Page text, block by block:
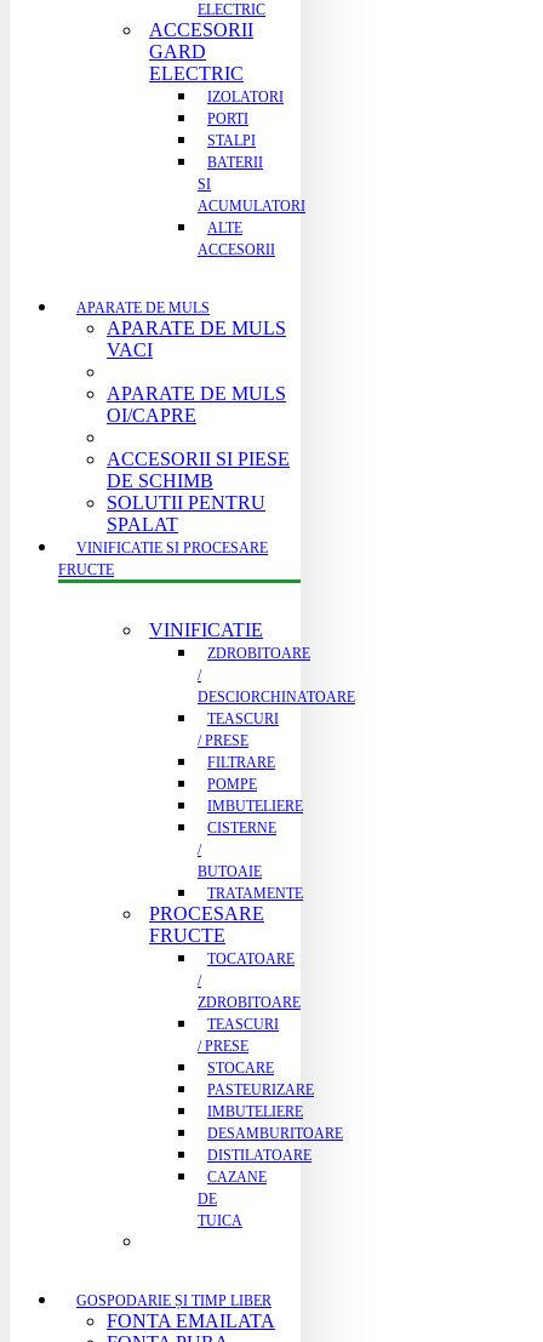
ELECTRIC
ACCESORII
GARD
ELECTRIC
IZOLATORI
PORTI
STALPI
BATERII
SI
ACUMULATORI
ALTE
ACCESORII
APARATE DE MULS
APARATE DE MULS
VACI
APARATE DE MULS
OI/CAPRE
ACCESORII SI PIESE
DE SCHIMB
SOLUTII PENTRU
SPALAT
VINIFICATIE SI PROCESARE
FRUCTE
VINIFICATIE
ZDROBITOARE
/
DESCIORCHINATOARE
TEASCURI
/ PRESE
FILTRARE
POMPE
IMBUTELIERE
CISTERNE
/
BUTOAIE
TRATAMENTE
PROCESARE
FRUCTE
TOCATOARE
/
ZDROBITOARE
TEASCURI
/ PRESE
STOCARE
PASTEURIZARE
IMBUTELIERE
DESAMBURITOARE
DISTILATOARE
CAZANE
DE
TUICA
GOSPODARIE ȘI TIMP LIBER
FONTA EMAILATA